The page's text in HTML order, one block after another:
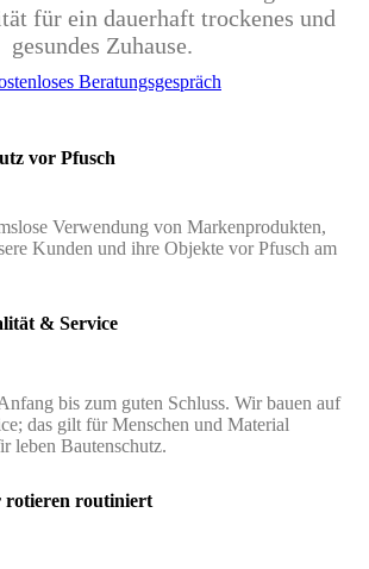
für ein dauerhaft trockenes und
gesundes Zuhause.
Beratungsgespräch
vor Pfusch
Verwendung von Markenprodukten,
Kunden und ihre Objekte vor Pfusch am
& Service
bis zum guten Schluss. Wir bauen auf
das gilt für Menschen und Material
leben Bautenschutz.
rotieren routiniert